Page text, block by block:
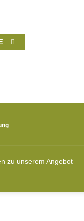
zu unserem Angebot